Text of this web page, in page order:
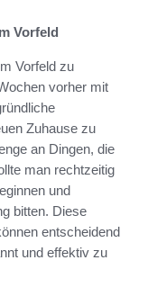
Vorfeld
Vorfeld zu
vorher mit
Zuhause zu
an Dingen, die
man rechtzeitig
und
bitten. Diese
entscheidend
und effektiv zu